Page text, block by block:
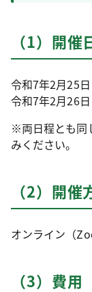
（1）開催
令和7年2月25
令和7年2月26
※両日程とも同
みください。
（2）開催
オンライン（
（3）費用